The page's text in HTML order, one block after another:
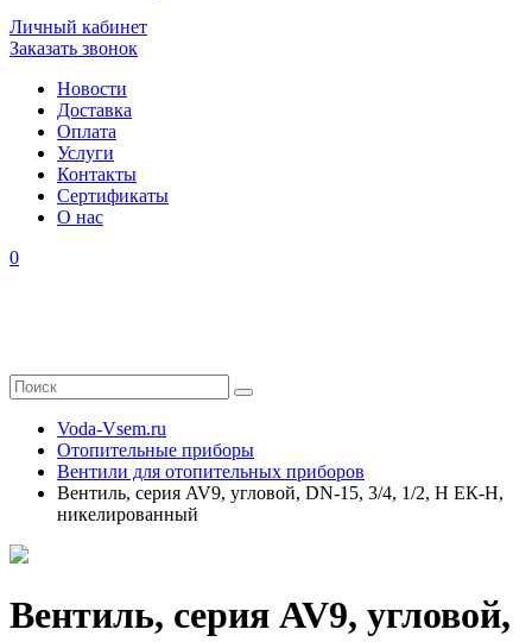
Личный кабинет
Заказать звонок
Новости
Доставка
Оплата
Услуги
Контакты
Cертификаты
О нас
0
Voda-Vsem.ru
Отопительные приборы
Вентили для отопительных приборов
Вентиль, серия AV9, угловой, DN-15, 3/4, 1/2, Н ЕК-Н,
никелированный
Вентиль, серия AV9, угловой,